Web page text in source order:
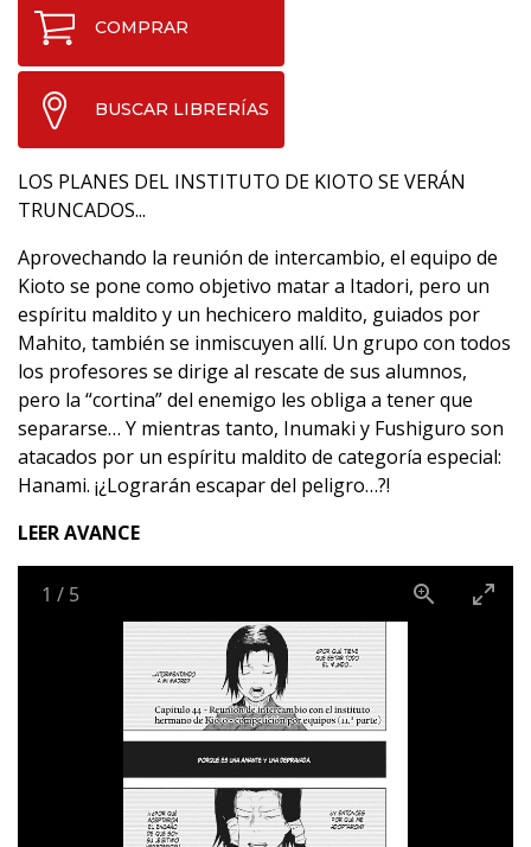
COMPRAR
BUSCAR LIBRERÍAS
LOS PLANES DEL INSTITUTO DE KIOTO SE VERÁN
TRUNCADOS...
Aprovechando la reunión de intercambio, el equipo de
Kioto se pone como objetivo matar a Itadori, pero un
espíritu maldito y un hechicero maldito, guiados por
Mahito, también se inmiscuyen allí. Un grupo con todos
los profesores se dirige al rescate de sus alumnos,
pero la “cortina” del enemigo les obliga a tener que
separarse… Y mientras tanto, Inumaki y Fushiguro son
atacados por un espíritu maldito de categoría especial:
Hanami. ¡¿Lograrán escapar del peligro…?!
LEER AVANCE
1 / 5